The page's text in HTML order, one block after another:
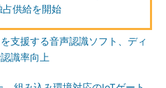
供給を開始
支援する音声認識ソフト、ディ
識率向上